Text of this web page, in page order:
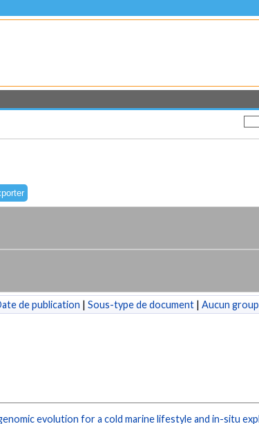
de publication | Sous-type de document | Aucun
evolution for a cold marine lifestyle and in-situ